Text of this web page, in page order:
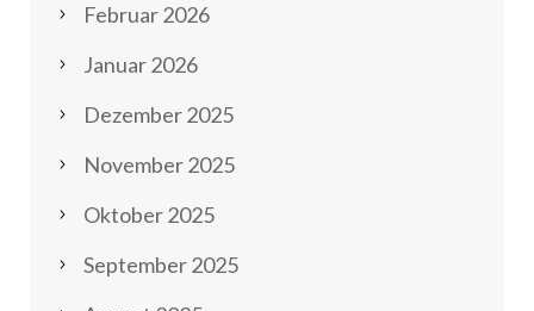
Februar 2026
Januar 2026
Dezember 2025
November 2025
Oktober 2025
September 2025